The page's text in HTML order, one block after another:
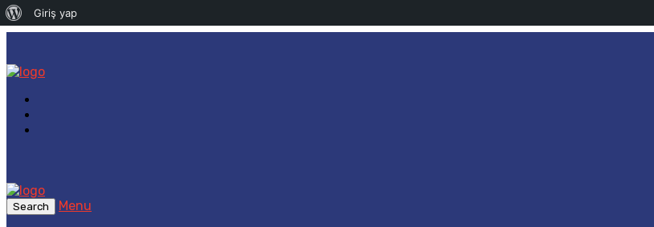
WordPress
Giriş yap
Search
Menu